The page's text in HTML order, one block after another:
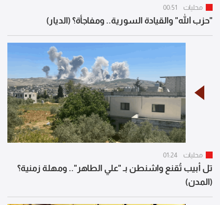
محليات 00:51
"حزب الله" والقيادة السورية.. ومفاجأة؟ (الديار)
محليات 01:24
تل أبيب تُقنع واشنطن بـ "علي الطاهر".. ومهلة زمنية؟
(المدن)